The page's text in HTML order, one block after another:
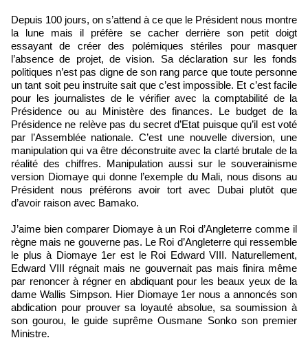
Depuis 100 jours, on s’attend à ce que le Président nous montre
la lune mais il préfère se cacher derrière son petit doigt
essayant de créer des polémiques stériles pour masquer
l’absence de projet, de vision. Sa déclaration sur les fonds
politiques n’est pas digne de son rang parce que toute personne
un tant soit peu instruite sait que c’est impossible. Et c’est facile
pour les journalistes de le vérifier avec la comptabilité de la
Présidence ou au Ministère des finances. Le budget de la
Présidence ne relève pas du secret d’Etat puisque qu’il est voté
par l’Assemblée nationale. C’est une nouvelle diversion, une
manipulation qui va être déconstruite avec la clarté brutale de la
réalité des chiffres. Manipulation aussi sur le souverainisme
version Diomaye qui donne l’exemple du Mali, nous disons au
Président nous préférons avoir tort avec Dubai plutôt que
d’avoir raison avec Bamako.
J’aime bien comparer Diomaye à un Roi d’Angleterre comme il
règne mais ne gouverne pas. Le Roi d’Angleterre qui ressemble
le plus à Diomaye 1er est le Roi Edward VIII. Naturellement,
Edward VIII régnait mais ne gouvernait pas mais finira même
par renoncer à régner en abdiquant pour les beaux yeux de la
dame Wallis Simpson. Hier Diomaye 1er nous a annoncés son
abdication pour prouver sa loyauté absolue, sa soumission à
son gourou, le guide suprême Ousmane Sonko son premier
Ministre.